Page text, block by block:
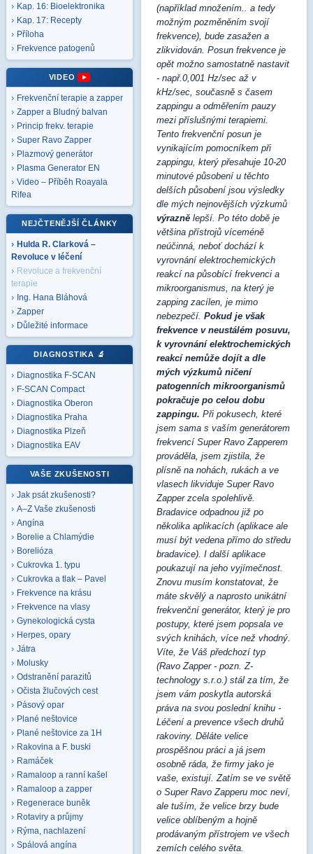
Kap. 16: Bioelektronika
Kap. 17: Recepty
Příloha
Frekvence patogenů
VIDEO
Frekvenční terapie a zapper
Zapper a Bludný balvan
Princip frekv. terapie
Super Ravo Zapper
Plazmový generátor
Plasma Generator EN
Video – Příběh Roayala
Rifea
NEJČTENĚJŠÍ ČLÁNKY
Hulda R. Clarková –
Revoluce v léčení
Revoluce a frekvenční
terapie
Ing. Hana Bláhová
Zapper
Důležité informace
DIAGNOSTIKA 🔬
Diagnostika F-SCAN
F-SCAN Compact
Diagnostika Oberon
Diagnostika Praha
Diagnostika Plzeň
Diagnostika EAV
VAŠE ZKUŠENOSTI
Jak psát zkušenosti?
A–Z Vaše zkušenosti
Angína
Borelie a Chlamýdie
Borelióza
Cukrovka 1. typu
Cukrovka a tlak – Pavel
Frekvence na krásu
Frekvence na vlasy
Gynekologická cysta
Herpes, opary
Játra
Molusky
Odstranění parazitů
Očista žlučových cest
Pásový opar
Plané neštovice
Plané neštovice za 1H
Rakovina a F. buski
Ramáček
Ramaloop a ranní kašel
Ramaloop a zapper
Regenerace buněk
Rotaviry a průjmy
Rýma, nachlazení
Spálová angína
(například množením.. a tedy
možným pozměněním svojí
frekvence), bude zasažen a
zlikvidován. Posun frekvence je
opět možno samostatně nastavit
- např.0,001 Hz/sec až v
kHz/sec, současně s časem
zappingu a odměřením pauzy
mezi příslušnými terapiemi.
Tento frekvenční posun je
vynikajícím pomocníkem při
zappingu, který přesahuje 10-20
minutové působení u těchto
delších působení jsou výsledky
dle mých nejnovějších výzkumů
výrazně lepší. Po této době je
většina přístrojů víceméně
neúčinná, neboť dochází k
vyrovnání elektrochemických
reakcí na působící frekvenci a
mikroorganismus, na který je
zapping zacílen, je mimo
nebezpečí. Pokud je však
frekvence v neustálém posuvu,
k vyrovnání elektrochemických
reakcí nemůže dojít a dle
mých výzkumů ničení
patogenních mikroorganismů
pokračuje po celou dobu
zappingu. Při pokusech, které
jsem sama s vaším generátorem
frekvencí Super Ravo Zapperem
prováděla, jsem zjistila, že
plísně na nohách, rukách a ve
vlasech likviduje Super Ravo
Zapper zcela spolehlivě.
Bradavice odpadnou již po
několika aplikacích (aplikace ale
musí být vedena přímo do středu
bradavice). I další aplikace
poukazují na jeho vyjímečnost.
Znovu musím konstatovat, že
máte skvělý a naprosto unikátní
frekvenční generátor, který je pro
postupy, které jsem popsala ve
svých knihách, více než vhodný.
Víte, že Váš předchozí typ
(Ravo Zapper - pozn. Z-
technology s.r.o.) stál za tím, že
jsem vám poskytla autorská
práva na svou poslední knihu -
Léčení a prevence všech druhů
rakoviny. Děláte velice
prospěšnou práci a já jsem
osobně ráda, že firmy jako je
vaše, existují. Zatím se ve světě
o Super Ravo Zapperu moc neví,
ale tuším, že velice brzy bude
velice oblíbeným a hojně
prodávaným přístrojem ve všech
zemích celého světa.